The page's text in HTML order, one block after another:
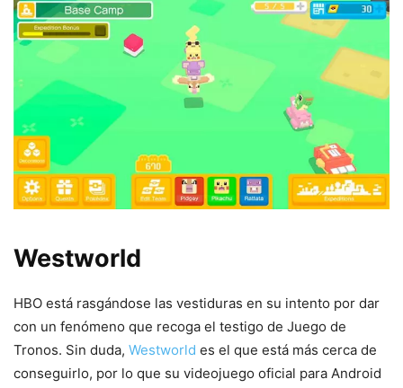
Westworld
HBO está rasgándose las vestiduras en su intento por dar
con un fenómeno que recoga el testigo de Juego de
Tronos. Sin duda, Westworld es el que está más cerca de
conseguirlo, por lo que su videojuego oficial para Android